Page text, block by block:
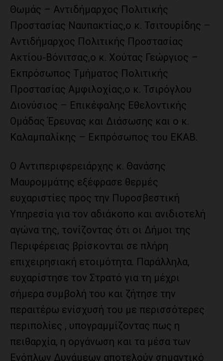
Θωμάς – Αντιδήμαρχος Πολιτικής
Προστασίας Ναυπακτίας,ο κ. Τσιτουρίδης –
Αντιδήμαρχος Πολιτικής Προστασίας
Ακτίου-Βόνιτσας,ο κ. Χούτας Γεώργιος –
Εκπρόσωπος Τμήματος Πολιτικής
Προστασίας Αμφιλοχίας,ο κ. Τσιρόγλου
Διονύσιος – Επικέφαλης Εθελοντικής
Ομάδας Έρευνας και Διάσωσης και ο κ.
Καλαμπαλίκης – Εκπρόσωπος του ΕΚΑΒ.
Ο Αντιπεριφερειάρχης κ. Θανάσης
Μαυρομμάτης εξέφρασε θερμές
ευχαριστίες προς την Πυροσβεστική
Υπηρεσία για τον αδιάκοπο και ανιδιοτελή
αγώνα της, τονίζοντας ότι οι Δήμοι της
Περιφέρειας βρίσκονται σε πλήρη
επιχειρησιακή ετοιμότητα. Παράλληλα,
ευχαρίστησε τον Στρατό για τη μέχρι
σήμερα συμβολή του και ζήτησε την
περαιτέρω ενίσχυσή του με περισσότερες
περιπολίες , υπογραμμίζοντας πως η
πειθαρχία, η οργάνωση και τα μέσα των
Ενόπλων Δυνάμεων αποτελούν σημαντικό